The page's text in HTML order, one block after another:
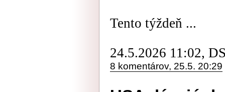
Tento týždeň ...
24.5.2026 11:02,
8 komentárov, 25.5. 20:29